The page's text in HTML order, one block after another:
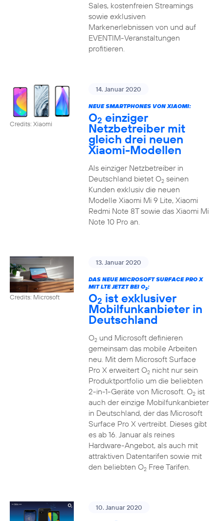
Sales, kostenfreien Streamings
sowie exklusiven
Markenerlebnissen von und auf
EVENTIM-Veranstaltungen
profitieren.
Credits: Xiaomi
14. Januar 2020
NEUE SMARTPHONES VON XIAOMI:
O2 einziger
Netzbetreiber mit
gleich drei neuen
Xiaomi-Modellen
Als einziger Netzbetreiber in
Deutschland bietet O2seinen
Kunden exklusiv die neuen
Modelle Xiaomi Mi 9 Lite, Xiaomi
Redmi Note 8T sowie das Xiaomi Mi
Note 10 Pro an.
Credits: Microsoft
13. Januar 2020
DAS NEUE MICROSOFT SURFACE PRO X
MIT LTE JETZT BEI O2:
O2 ist exklusiver
Mobilfunkanbieter in
Deutschland
O2und Microsoft definieren
gemeinsam das mobile Arbeiten
neu. Mit dem Microsoft Surface
Pro X erweitert O2nicht nur sein
Produktportfolio um die beliebten
2-in-1-Geräte von Microsoft. O2ist
auch der einzige Mobilfunkanbieter
in Deutschland, der das Microsoft
Surface Pro X vertreibt. Dieses gibt
es ab 16. Januar als reines
Hardware-Angebot, als auch mit
attraktiven Datentarifen sowie mit
den beliebten O2Free Tarifen.
10. Januar 2020